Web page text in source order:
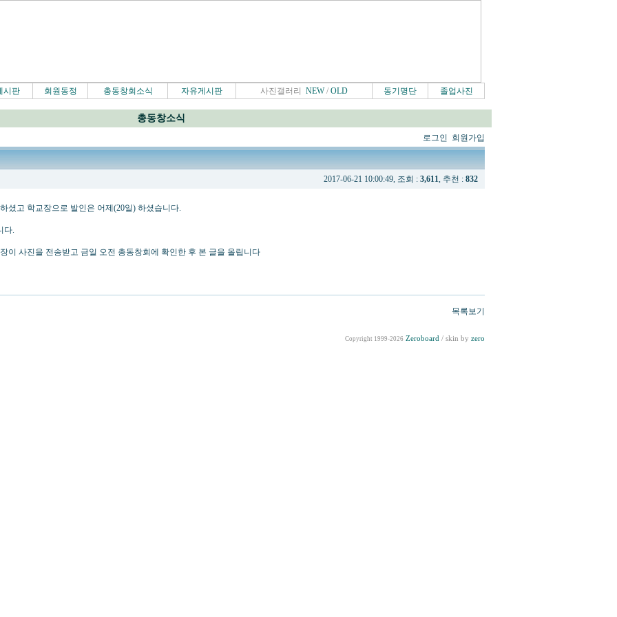
시판 회원동정 총동창회소식 자유게시판 사진갤러리 NEW/ OLD 동기명단 졸업사진
총동창소식
로그인 회원가입
2017-06-21 10:00:49, 조회 : 3,611, 추천 : 832
셨고 학교장으로 발인은 어제(20일) 하셨습니다.
다.
이 사진을 전송받고 금일 오전 총동창회에 확인한 후 본 글을 올립니다
목록보기
Copyright 1999-2026 Zeroboard / skin by zero